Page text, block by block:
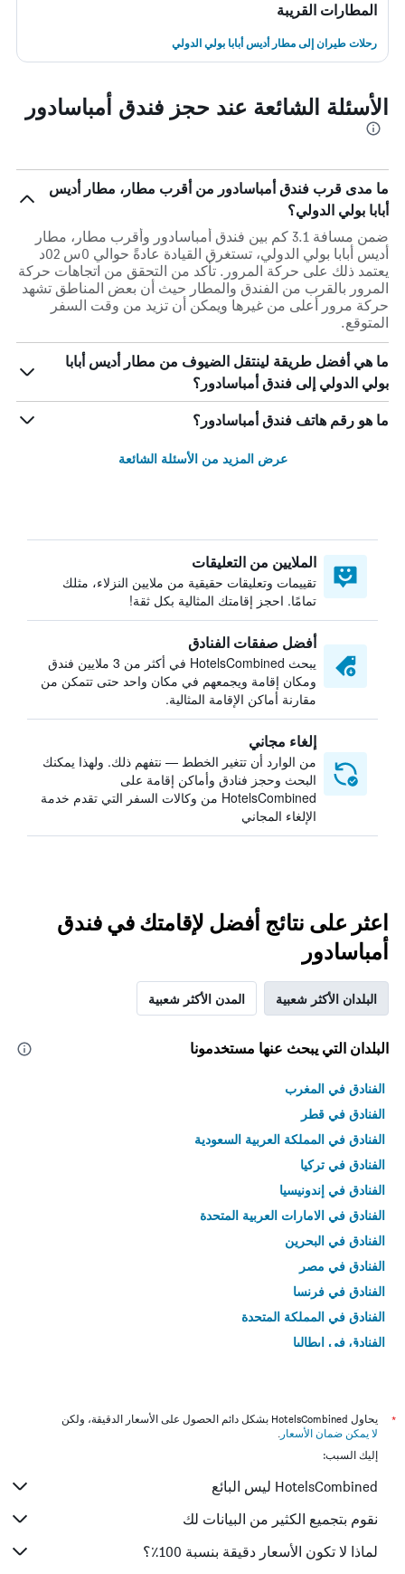
المطارات القريبة
رحلات طيران إلى مطار أديس أبابا بولي الدولي
الأسئلة الشائعة عند حجز فندق أمباسادور
ما مدى قرب فندق أمباسادور من أقرب مطار، مطار أديس
أبابا بولي الدولي؟
ضمن مسافة 3.1 كم بين فندق أمباسادور وأقرب مطار، مطار
أديس أبابا بولي الدولي، تستغرق القيادة عادةً حوالي 0س 02د
يعتمد ذلك على حركة المرور. تأكد من التحقق من اتجاهات حركة
المرور بالقرب من الفندق والمطار حيث أن بعض المناطق تشهد
حركة مرور أعلى من غيرها ويمكن أن تزيد من وقت السفر
المتوقع.
ما هي أفضل طريقة لينتقل الضيوف من مطار أديس أبابا
بولي الدولي إلى فندق أمباسادور؟
ما هو رقم هاتف فندق أمباسادور؟
عرض المزيد من الأسئلة الشائعة
الملايين من التعليقات
تقييمات وتعليقات حقيقية من ملايين النزلاء، مثلك
تمامًا. احجز إقامتك المثالية بكل ثقة!
أفضل صفقات الفنادق
يبحث HotelsCombined في أكثر من 3 ملايين فندق
ومكان إقامة ويجمعهم في مكان واحد حتى تتمكن من
مقارنة أماكن الإقامة المثالية.
إلغاء مجاني
من الوارد أن تتغير الخطط — نتفهم ذلك. ولهذا يمكنك
البحث وحجز فنادق وأماكن إقامة على
HotelsCombined من وكالات السفر التي تقدم خدمة
الإلغاء المجاني
اعثر على نتائج أفضل لإقامتك في فندق
أمباسادور
البلدان الأكثر شعبية المدن الأكثر شعبية
البلدان التي يبحث عنها مستخدمونا
الفنادق في المغرب
الفنادق في قطر
الفنادق في المملكة العربية السعودية
الفنادق في تركيا
الفنادق في إندونيسيا
الفنادق في الامارات العربية المتحدة
الفنادق في البحرين
الفنادق في مصر
الفنادق في فرنسا
الفنادق في المملكة المتحدة
الفنادق في إيطاليا
*
يحاول HotelsCombined بشكل دائم الحصول على الأسعار الدقيقة، ولكن
لا يمكن ضمان الأسعار .
إليك السبب:
HotelsCombined ليس البائع
نقوم بتجميع الكثير من البيانات لك
لماذا لا تكون الأسعار دقيقة بنسبة 100٪؟